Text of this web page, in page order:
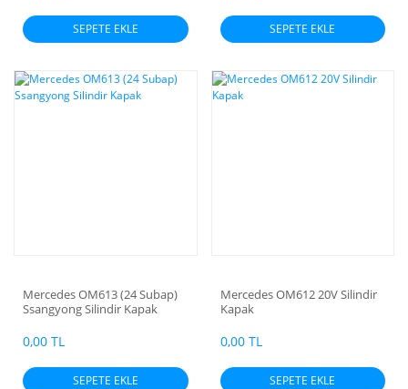
SEPETE EKLE SEPETE EKLE
Mercedes OM613 (24 Subap)
Ssangyong Silindir Kapak
0,00 TL
SEPETE EKLE
Mercedes OM612 20V Silindir
Kapak
0,00 TL
SEPETE EKLE